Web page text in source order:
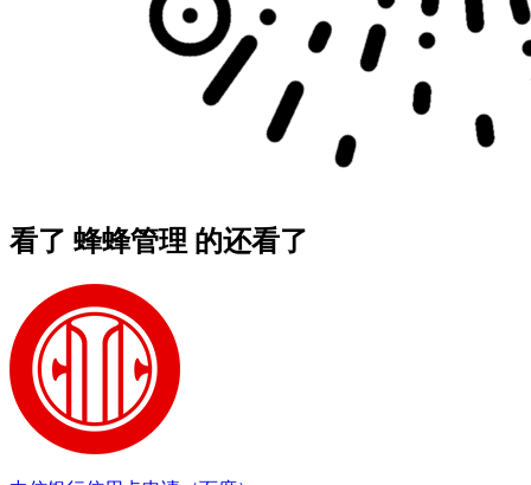
看了 蜂蜂管理 的还看了